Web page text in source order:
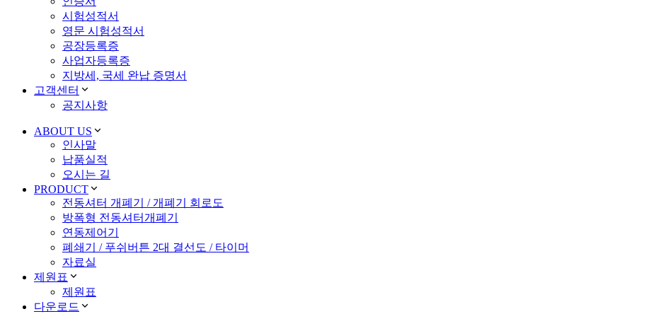
시험성적서
영문 시험성적서
공장등록증
사업자등록증
지방세, 국세 완납 증명서
고객센터
공지사항
ABOUT US
인사말
납품실적
오시는 길
PRODUCT
전동셔터 개폐기 / 개폐기 회로도
방폭형 전동셔터개폐기
연동제어기
폐쇄기 / 푸쉬버튼 2대 결선도 / 타이머
자료실
제원표
제원표
다운로드